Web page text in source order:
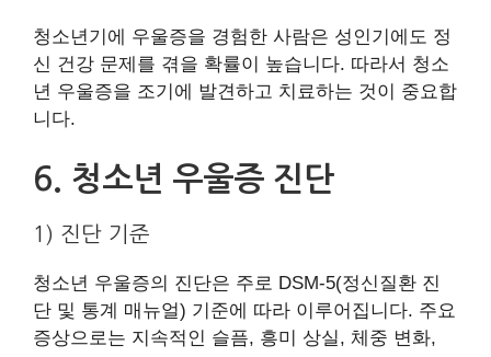
청소년기에 우울증을 경험한 사람은 성인기에도 정
신 건강 문제를 겪을 확률이 높습니다. 따라서 청소
년 우울증을 조기에 발견하고 치료하는 것이 중요합
니다.
6. 청소년 우울증 진단
1) 진단 기준
청소년 우울증의 진단은 주로 DSM-5(정신질환 진
단 및 통계 매뉴얼) 기준에 따라 이루어집니다. 주요
증상으로는 지속적인 슬픔, 흥미 상실, 체중 변화,